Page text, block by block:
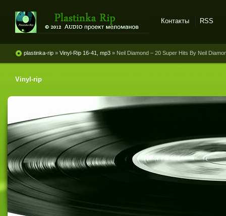
винила и магнитоальбомов
Контакты RSS
plastinka-rip » Vinyl-Rip 16-41, mp3 » Neil Diamond ‎– 20 Super Hits By Neil
Vinyl-rip